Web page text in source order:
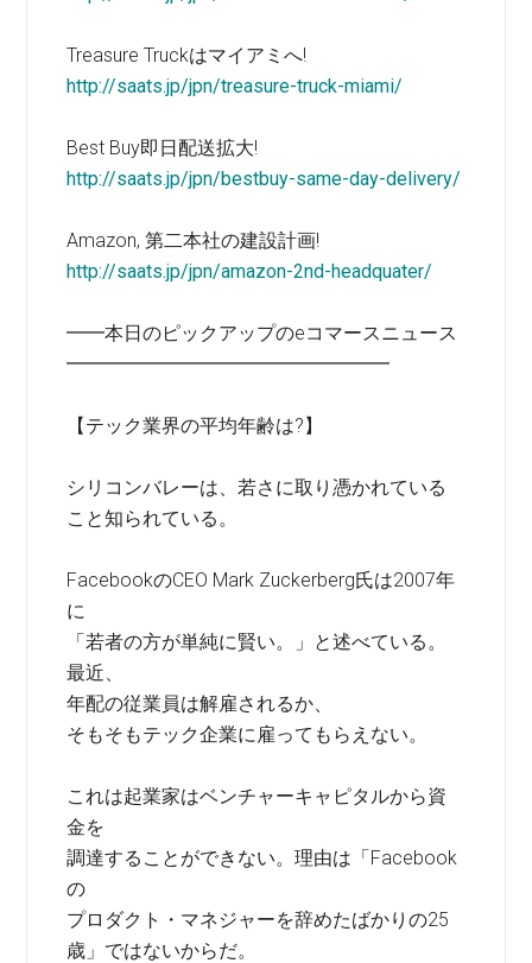
Treasure Truckはマイアミへ!
http://saats.jp/jpn/treasure-truck-miami/
Best Buy即日配送拡大!
http://saats.jp/jpn/bestbuy-same-day-delivery/
Amazon, 第二本社の建設計画!
http://saats.jp/jpn/amazon-2nd-headquater/
━━本日のピックアップのeコマースニュース
━━━━━━━━━━━━━━━━━
【テック業界の平均年齢は?】
シリコンバレーは、若さに取り憑かれている
こと知られている。
FacebookのCEO Mark Zuckerberg氏は2007年
に
「若者の方が単純に賢い。」と述べている。
最近、
年配の従業員は解雇されるか、
そもそもテック企業に雇ってもらえない。
これは起業家はベンチャーキャピタルから資
金を
調達することができない。理由は「Facebook
の
プロダクト・マネジャーを辞めたばかりの25
歳」ではないからだ。